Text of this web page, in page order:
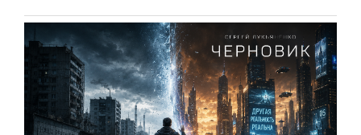
столько
продолжение,
сколько
завершение
большой
идеи»